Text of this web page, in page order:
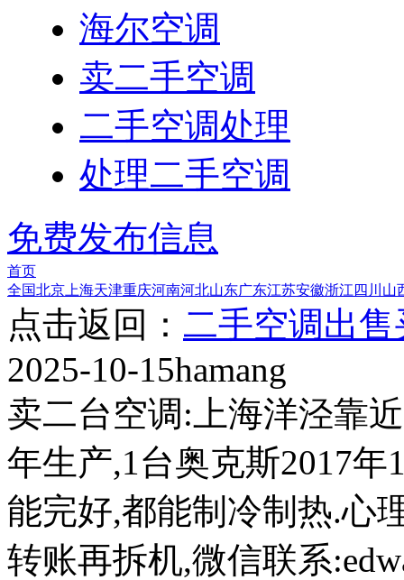
海尔空调
卖二手空调
二手空调处理
处理二手空调
免费发布信息
首页
全国北京 上海天津重庆河南河北山东广东江苏安徽浙江 四川 山
点击返回： 二手空调出
2025-10-15hamang
卖二台空调:上海洋泾靠
年生产,1台奥克斯2017
能完好,都能制冷制热.心
转账再拆机,微信联系